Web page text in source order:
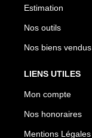
Estimation
Nos outils
Nos biens vendus
LIENS UTILES
Mon compte
Nos honoraires
Mentions Légales